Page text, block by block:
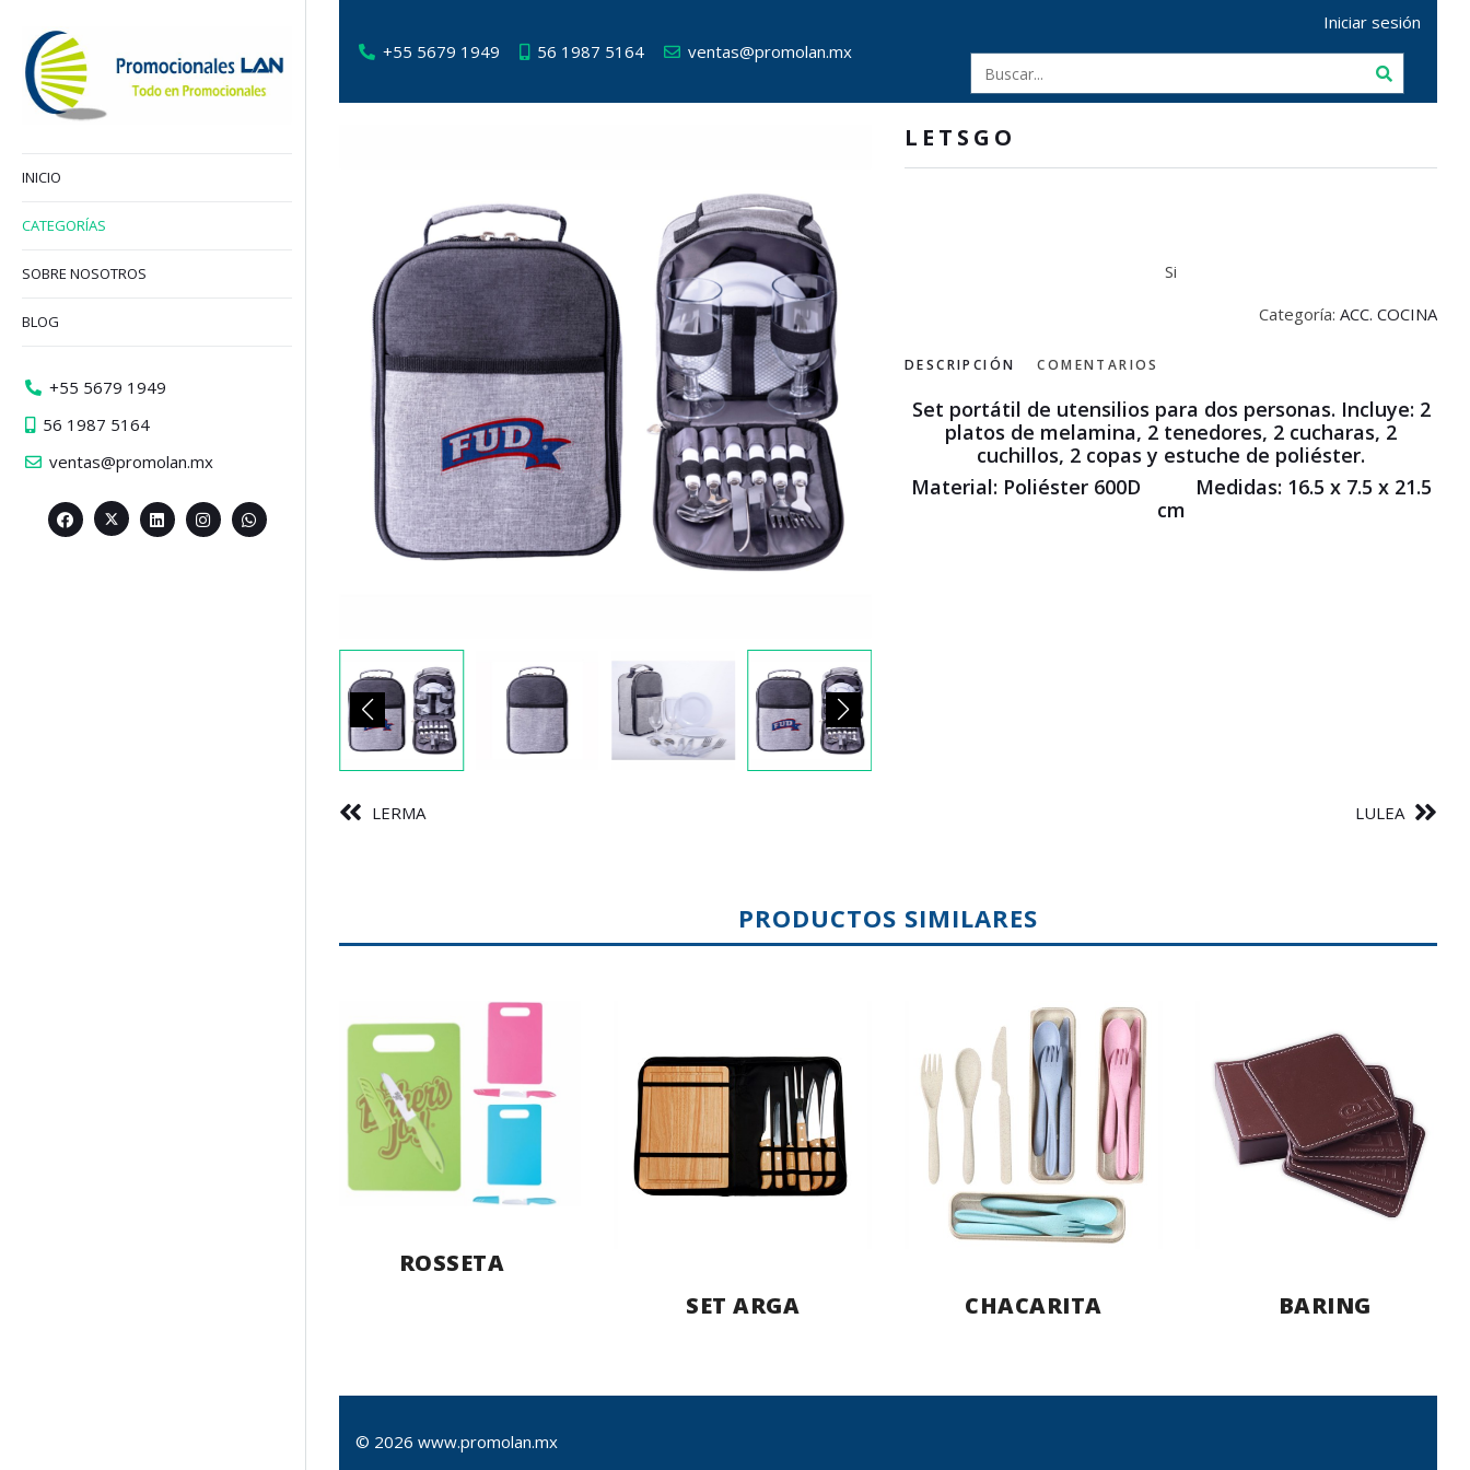
+55 5679 1949 56 1987 5164 ventas@promolan.mx
Iniciar sesión
LETSGO
Si
Categoría: ACC. COCINA
DESCRIPCIÓN COMENTARIOS
Set portátil de utensilios para dos personas. Incluye: 2
platos de melamina, 2 tenedores, 2 cucharas, 2
cuchillos, 2 copas y estuche de poliéster.
Material: Poliéster 600D Medidas: 16.5 x 7.5 x 21.5
cm
LERMA LULEA
PRODUCTOS SIMILARES
ROSSETA
SET ARGA
CHACARITA BARING
© 2026 www.promolan.mx
INICIO
CATEGORÍAS
SOBRE NOSOTROS
BLOG
+55 5679 1949
56 1987 5164
ventas@promolan.mx